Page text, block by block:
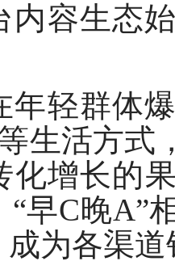
内容生态
年轻群体
生活方
化增长的
“早C晚A”
为各渠